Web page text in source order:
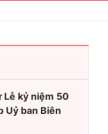
kỷ niệm 50
Uỷ ban Biên